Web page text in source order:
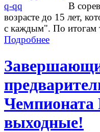
В
возрасте до 15 лет,
с каждым". По итогам
Подробнее
Чемпионата
выходные!